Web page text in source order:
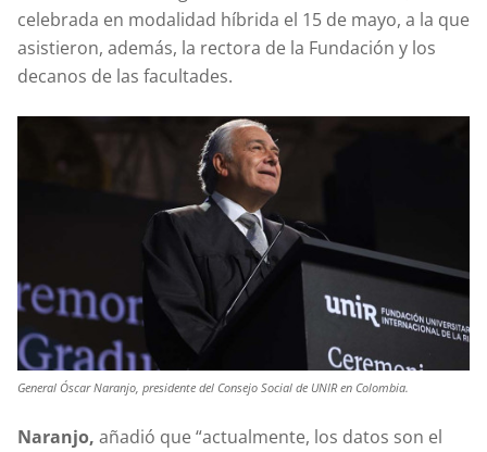
celebrada en modalidad híbrida el 15 de mayo, a la que
asistieron, además, la rectora de la Fundación y los
decanos de las facultades.
General Óscar Naranjo, presidente del Consejo Social de UNIR en Colombia.
Naranjo, añadió que “actualmente, los datos son el